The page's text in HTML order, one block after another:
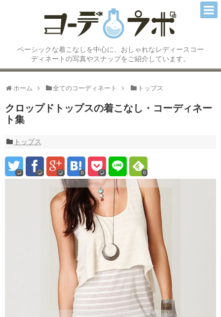
ベーシックな着こなしを中心に、おしゃれなレディースコー
ディネートの写真やスナップをご紹介しています。
ホーム 全てのコーディネート トップス
クロップドトップスの着こなし・コーディネー
ト集
トップス
0 0
コーディネートTOP
トップス
パンツ
ワンピース
オールインワン/サロペット
シューズ/ブーツ
アクセサリー小物